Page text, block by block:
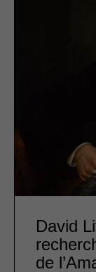
David
de